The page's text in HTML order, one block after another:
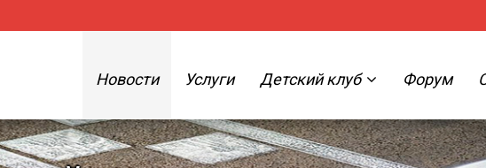
Новости Услуги Детский клуб Форум